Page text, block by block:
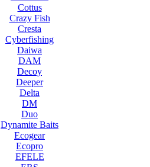
Cottus
Crazy Fish
Cresta
Cyberfishing
Daiwa
DAM
Decoy
Deeper
Delta
DM
Duo
Dynamite Baits
Ecogear
Ecopro
EFELE